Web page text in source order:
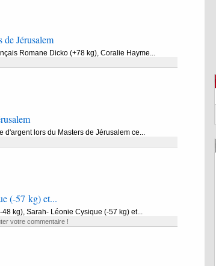
Jérusalem
Romane Dicko (+78 kg), Coralie Hayme...
d'argent lors du Masters de Jérusalem ce...
(-57 kg) et...
kg), Sarah- Léonie Cysique (-57 kg) et...
votre commentaire !